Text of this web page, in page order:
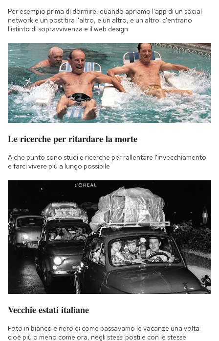
Per esempio prima di dormire, quando apriamo l'app di un social
network e un post tira l'altro, e un altro, e un altro: c'entrano
l'istinto di sopravvivenza e il web design
Le ricerche per ritardare la morte
A che punto sono studi e ricerche per rallentare l'invecchiamento
e farci vivere più a lungo possibile
Vecchie estati italiane
Foto in bianco e nero di come passavamo le vacanze una volta:
cioè più o meno come ora, negli stessi posti e con le stesse